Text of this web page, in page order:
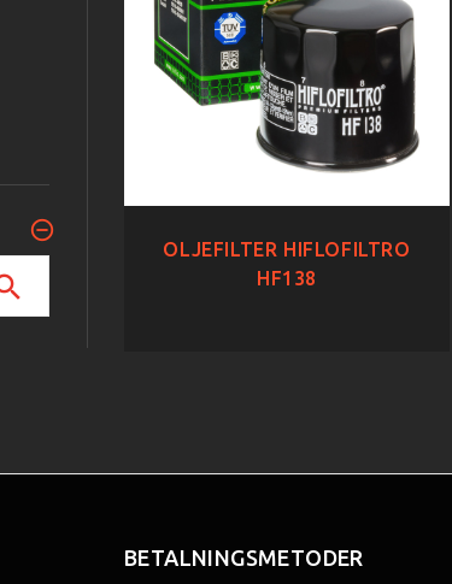
OLJEFILTER HIFLOFILTRO
HF138
BETALNINGSMETODER